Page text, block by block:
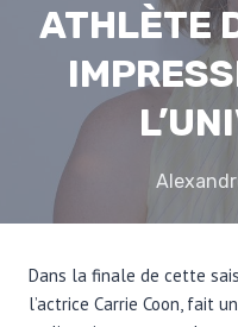
ATHLÈTE
Dans la finale de cette
l’actrice Carrie Coon, fait un